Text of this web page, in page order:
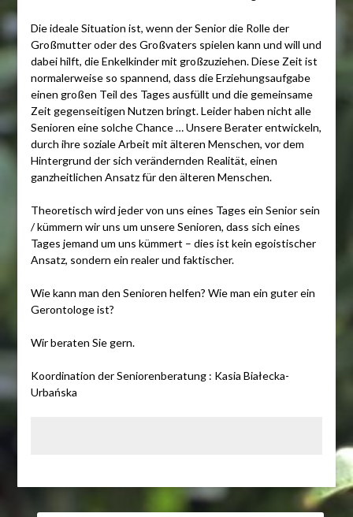
Die ideale Situation ist, wenn der Senior die Rolle der
Großmutter oder des Großvaters spielen kann und will und
dabei hilft, die Enkelkinder mit großzuziehen. Diese Zeit ist
normalerweise so spannend, dass die Erziehungsaufgabe
einen großen Teil des Tages ausfüllt und die gemeinsame
Zeit gegenseitigen Nutzen bringt. Leider haben nicht alle
Senioren eine solche Chance … Unsere Berater entwickeln,
durch ihre soziale Arbeit mit älteren Menschen, vor dem
Hintergrund der sich verändernden Realität, einen
ganzheitlichen Ansatz für den älteren Menschen.
Theoretisch wird jeder von uns eines Tages ein Senior sein
/ kümmern wir uns um unsere Senioren, dass sich eines
Tages jemand um uns kümmert – dies ist kein egoistischer
Ansatz, sondern ein realer und faktischer.
Wie kann man den Senioren helfen? Wie man ein guter ein
Gerontologe ist?
Wir beraten Sie gern.
Koordination der Seniorenberatung : Kasia Białecka-
Urbańska